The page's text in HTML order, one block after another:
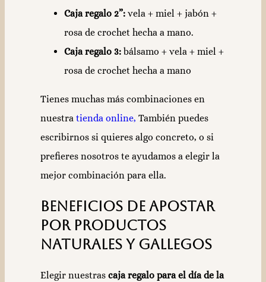
Caja regalo 2”: vela + miel + jabón +
rosa de crochet hecha a mano.
Caja regalo 3: bálsamo + vela + miel +
rosa de crochet hecha a mano
Tienes muchas más combinaciones en
nuestra tienda online, También puedes
escribirnos si quieres algo concreto, o si
prefieres nosotros te ayudamos a elegir la
mejor combinación para ella.
Beneficios de apostar
por productos
naturales y gallegos
Elegir nuestras caja regalo para el día de la